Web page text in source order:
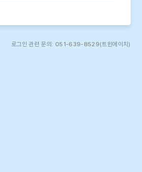
로그인 관련 문의: 051-639-8529(트윈에이치)